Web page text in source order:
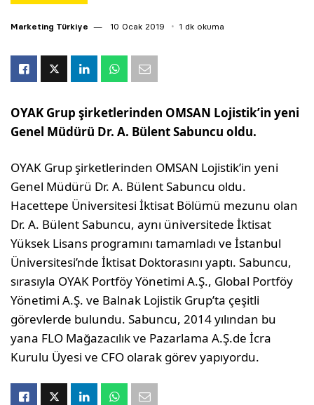
Marketing Türkiye 10 Ocak 2019 1 dk okuma
OYAK Grup şirketlerinden OMSAN Lojistik’in yeni
Genel Müdürü Dr. A. Bülent Sabuncu oldu.
OYAK Grup şirketlerinden OMSAN Lojistik’in yeni
Genel Müdürü Dr. A. Bülent Sabuncu oldu.
Hacettepe Üniversitesi İktisat Bölümü mezunu olan
Dr. A. Bülent Sabuncu, aynı üniversitede İktisat
Yüksek Lisans programını tamamladı ve İstanbul
Üniversitesi’nde İktisat Doktorasını yaptı. Sabuncu,
sırasıyla OYAK Portföy Yönetimi A.Ş., Global Portföy
Yönetimi A.Ş. ve Balnak Lojistik Grup’ta çeşitli
görevlerde bulundu. Sabuncu, 2014 yılından bu
yana FLO Mağazacılık ve Pazarlama A.Ş.de İcra
Kurulu Üyesi ve CFO olarak görev yapıyordu.